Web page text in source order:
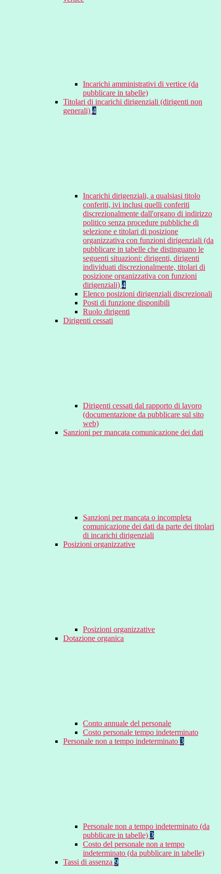
Incarichi amministrativi di vertice (da
pubblicare in tabelle)
Titolari di incarichi dirigenziali (dirigenti non
generali) 4
Incarichi dirigenziali, a qualsiasi titolo
conferiti, ivi inclusi quelli conferiti
discrezionalmente dall'organo di indirizzo
politico senza procedure pubbliche di
selezione e titolari di posizione
organizzativa con funzioni dirigenziali (da
pubblicare in tabelle che distinguano le
seguenti situazioni: dirigenti, dirigenti
individuati discrezionalmente, titolari di
posizione organizzativa con funzioni
dirigenziali) 4
Elenco posizioni dirigenziali discrezionali
Posti di funzione disponibili
Ruolo dirigenti
Dirigenti cessati
Dirigenti cessati dal rapporto di lavoro
(documentazione da pubblicare sul sito
web)
Sanzioni per mancata comunicazione dei dati
Sanzioni per mancata o incompleta
comunicazione dei dati da parte dei titolari
di incarichi dirigenziali
Posizioni organizzative
Posizioni organizzative
Dotazione organica
Conto annuale del personale
Costo personale tempo indeterminato
Personale non a tempo indeterminato 3
Personale non a tempo indeterminato (da
pubblicare in tabelle) 3
Costo del personale non a tempo
indeterminato (da pubblicare in tabelle)
Tassi di assenza 9